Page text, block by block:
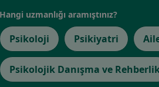
Hangi uzmanlığı aramıştınız?
Psikoloji Psikiyatri
Psikolojik Danışma ve